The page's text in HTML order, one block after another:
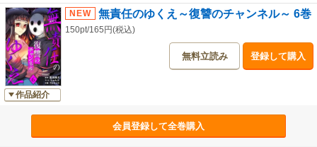
作品紹介
無責任のゆくえ～復讐のチャンネル～ 6巻
150pt/165円(税込)
無料立読み 登録して購入
会員登録して全巻購入